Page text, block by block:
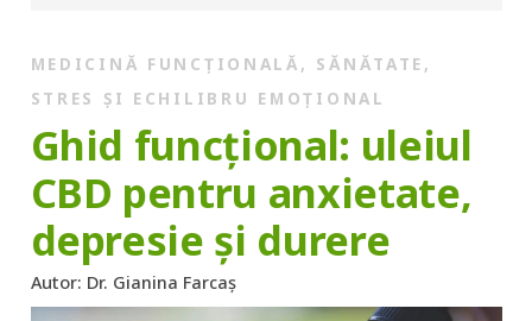
MEDICINĂ FUNCȚIONALĂ , SĂNĂTATE ,
STRES ȘI ECHILIBRU EMOȚIONAL
Ghid funcțional: uleiul
CBD pentru anxietate,
depresie și durere
Autor: Dr. Gianina Farcaș